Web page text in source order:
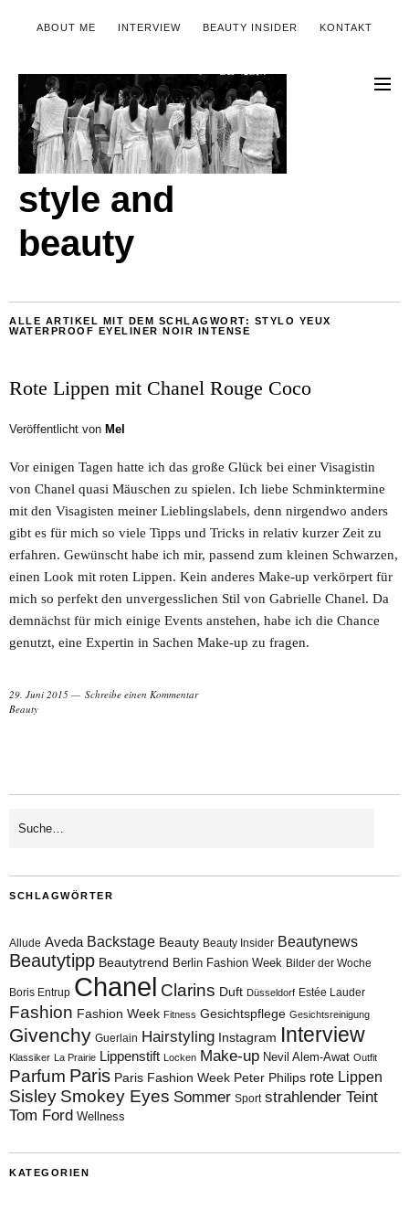
ABOUT ME INTERVIEW BEAUTY INSIDER KONTAKT
style and
beauty
ALLE ARTIKEL MIT DEM SCHLAGWORT: STYLO YEUX
WATERPROOF EYELINER NOIR INTENSE
Rote Lippen mit Chanel Rouge Coco
Veröffentlicht von Mel
Vor einigen Tagen hatte ich das große Glück bei einer Visagistin
von Chanel quasi Mäuschen zu spielen. Ich liebe Schminktermine
mit den Visagisten meiner Lieblingslabels, denn nirgendwo anders
gibt es für mich so viele Tipps und Tricks in relativ kurzer Zeit zu
erfahren. Gewünscht habe ich mir, passend zum kleinen Schwarzen,
einen Look mit roten Lippen. Kein anderes Make-up verkörpert für
mich so perfekt den unvergesslichen Stil von Gabrielle Chanel. Da
demnächst für mich einige Events anstehen, habe ich die Chance
genutzt, eine Expertin in Sachen Make-up zu fragen.
29. Juni 2015
Schreibe einen Kommentar
Beauty
SCHLAGWÖRTER
Allude Aveda Backstage Beauty Beauty Insider Beautynews
Beautytipp Beautytrend Berlin Fashion Week Bilder der Woche
Boris Entrup Chanel Clarins Duft Düsseldorf Estée Lauder
Fashion Fashion Week Fitness Gesichtspflege Gesichtsreinigung
Givenchy Guerlain Hairstyling Instagram Interview
Klassiker La Prairie Lippenstift Locken Make-up Nevil Alem-Awat Outfit
Parfum Paris Paris Fashion Week Peter Philips rote Lippen
Sisley Smokey Eyes Sommer Sport strahlender Teint
Tom Ford Wellness
KATEGORIEN